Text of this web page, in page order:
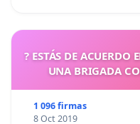
? ESTÁS DE
UNA BRIGADA
1 096 firmas
8 Oct 2019